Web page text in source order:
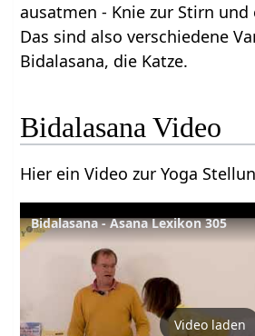
ausatmen - Knie zur Stirn
Das sind also verschiedene
Bidalasana, die Katze.
Bidalasana Video
Hier ein Video zur Yoga
Bidalasana - Asana Lexikon 305
Video laden